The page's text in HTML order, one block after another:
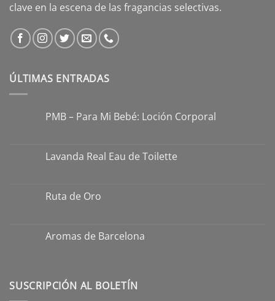
clave en la escena de las fragancias selectivas.
ÚLTIMAS ENTRADAS
PMB – Para Mi Bebé: Loción Corporal
Lavanda Real Eau de Toilette
Ruta de Oro
Aromas de Barcelona
SUSCRIPCIÓN AL BOLETÍN